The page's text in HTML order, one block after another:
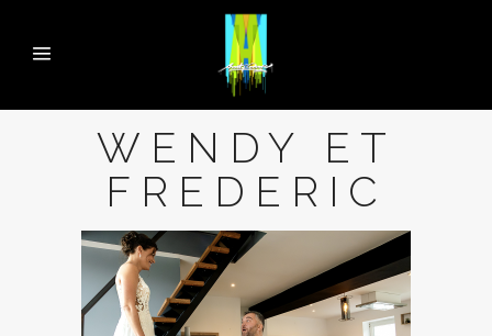
WENDY ET
FREDERIC